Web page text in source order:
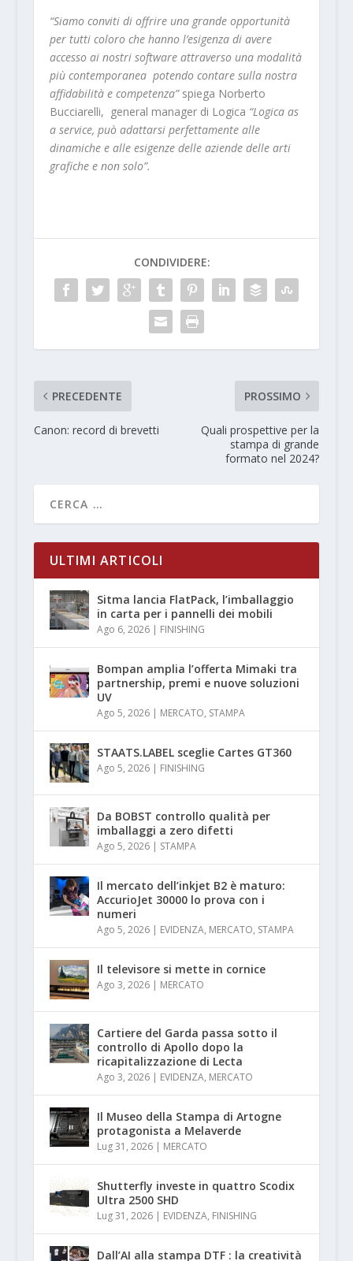
“Siamo conviti di offrire una grande opportunità
per tutti coloro che hanno l’esigenza di avere
accesso ai nostri software attraverso una modalità
più contemporanea potendo contare sulla nostra
affidabilità e competenza”spiega Norberto
Bucciarelli, general manager di Logica “Logica as
a service, può adattarsi perfettamente alle
dinamiche e alle esigenze delle aziende delle arti
grafiche e non solo”.
CONDIVIDERE:
PRECEDENTE
Canon: record di brevetti
PROSSIMO
Quali prospettive per la
stampa di grande
formato nel 2024?
ULTIMI ARTICOLI
Sitma lancia FlatPack, l’imballaggio
in carta per i pannelli dei mobili
Ago 6, 2026| FINISHING
Bompan amplia l’offerta Mimaki tra
partnership, premi e nuove soluzioni
UV
Ago 5, 2026| MERCATO, STAMPA
STAATS.LABEL sceglie Cartes GT360
Ago 5, 2026| FINISHING
Da BOBST controllo qualità per
imballaggi a zero difetti
Ago 5, 2026| STAMPA
Il mercato dell’inkjet B2 è maturo:
AccurioJet 30000 lo prova con i
numeri
Ago 5, 2026| EVIDENZA, MERCATO, STAMPA
Il televisore si mette in cornice
Ago 3, 2026| MERCATO
Cartiere del Garda passa sotto il
controllo di Apollo dopo la
ricapitalizzazione di Lecta
Ago 3, 2026| EVIDENZA, MERCATO
Il Museo della Stampa di Artogne
protagonista a Melaverde
Lug 31, 2026| MERCATO
Shutterfly investe in quattro Scodix
Ultra 2500 SHD
Lug 31, 2026| EVIDENZA, FINISHING
Dall’AI alla stampa DTF : la creatività